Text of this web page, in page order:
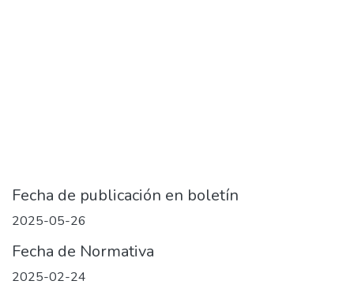
Fecha de publicación en boletín
2025-05-26
Fecha de Normativa
2025-02-24